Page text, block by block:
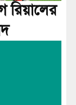
রিয়ালের